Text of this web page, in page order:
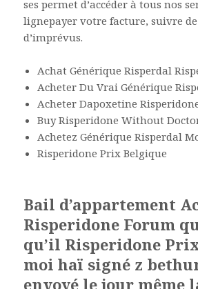
ses permet d’accéder à tous nos
lignepayer votre facture, suivre
d’imprévus.
Achat Générique Risperdal
Acheter Du Vrai Générique
Acheter Dapoxetine
Buy Risperidone Without
Achetez Générique Risperdal
Risperidone Prix Belgique
Bail d’appartement
Risperidone Forum
qu’il Risperidone
moi haï signé z
envoyé le jour même